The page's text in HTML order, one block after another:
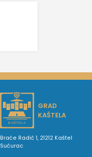
GRAD
KAŠTELA
Braće Radić 1, 21212 Kaštel
Sućurac